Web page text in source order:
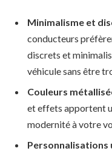
Minimalisme et
conducteurs
discrets et
véhicule sans être
Couleurs
et effets apportent
modernité à votre
Personnalisations